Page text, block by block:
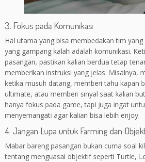
3. Fokus pada Komunikasi
Hal utama yang bisa membedakan tim
yang gampang kalah adalah komunikasi.
pasangan, pastikan kalian berdua tetap
memberikan instruksi yang jelas. Misalnya,
ketika musuh datang, memberi tahu kapan
ultimate, atau memberi sinyal saat kalian
hanya fokus pada game, tapi juga ingat
menyemangati agar kalian bisa lebih enjoy.
4. Jangan Lupa untuk Farming dan
Mabar bareng pasangan bukan cuma soal
tentang menguasai objektif seperti Turtle,